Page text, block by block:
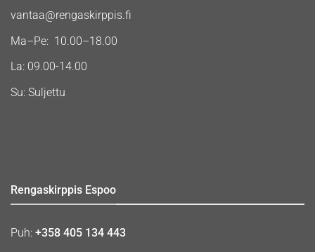
vantaa@rengaskirppis.fi
Ma–Pe: 10.00–18.00
La: 09.00-14.00
Su: Suljettu
Rengaskirppis Espoo
Puh: +358 405 134 443